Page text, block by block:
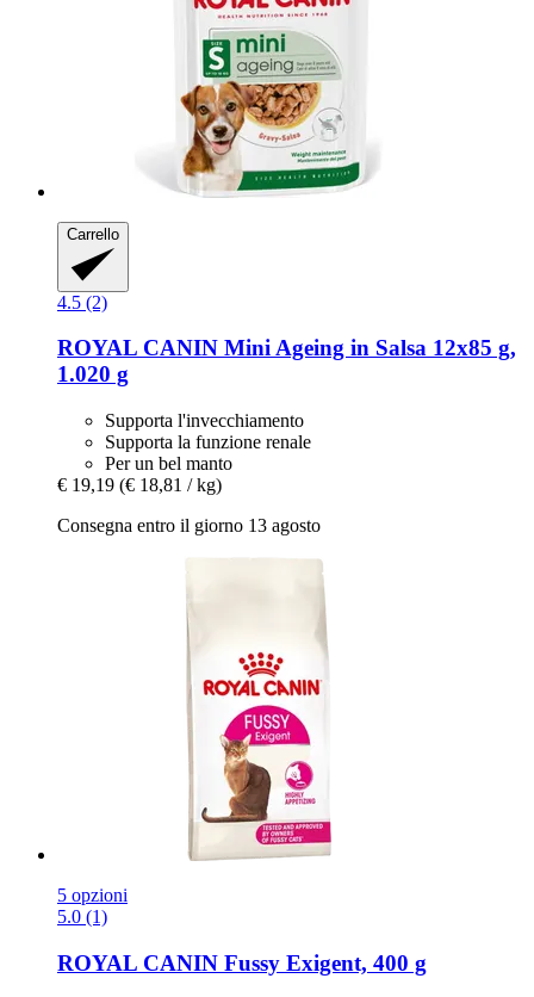
Carrello
4.5 (2)
ROYAL CANIN Mini Ageing in Salsa 12x85 g,
1.020 g
Supporta l'invecchiamento
Supporta la funzione renale
Per un bel manto
€ 19,19 (€ 18,81 / kg)
Consegna entro il giorno 13 agosto
5 opzioni
5.0 (1)
ROYAL CANIN Fussy Exigent, 400 g